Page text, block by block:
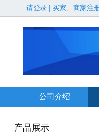
请登录 | 买家、商家注
公司介绍
产品展示